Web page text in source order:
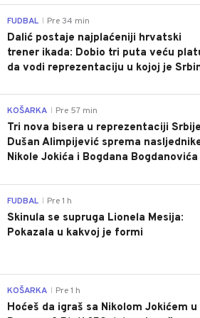
FUDBAL Pre 34 min
Dalić postaje najplaćeniji hrvatski
trener ikada: Dobio tri puta veću
da vodi reprezentaciju u kojoj je
KOŠARKA Pre 57 min
Tri nova bisera u reprezentaciji
Dušan Alimpijević sprema
Nikole Jokića i Bogdana Bogdanovića
FUDBAL Pre 1 h
Skinula se supruga Lionela Mesija:
Pokazala u kakvoj je formi
KOŠARKA Pre 1 h
Hoćeš da igraš sa Nikolom Jokićem u